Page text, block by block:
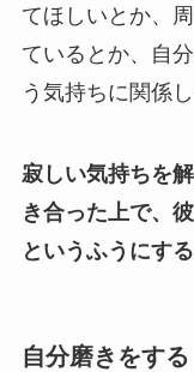
てほしいとか、
ているとか、自
う気持ちに関係
寂しい気持ちを
き合った上で、
というふうにす
自分磨きをする